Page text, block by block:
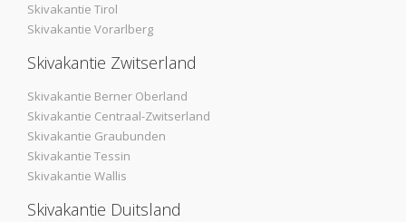
Skivakantie Tirol
Skivakantie Vorarlberg
Skivakantie Zwitserland
Skivakantie Berner Oberland
Skivakantie Centraal-Zwitserland
Skivakantie Graubunden
Skivakantie Tessin
Skivakantie Wallis
Skivakantie Duitsland